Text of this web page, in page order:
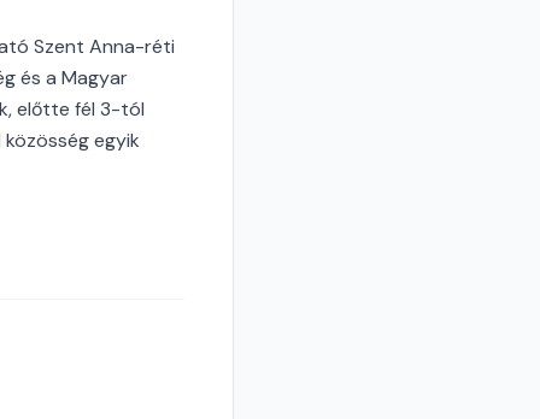
Szent Anna-réti
és a Magyar
előtte fél 3-tól
egyik